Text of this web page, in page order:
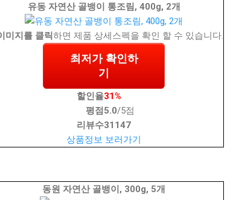
유동 자연산 골뱅이 통조림, 400g, 2개
미지를 클릭하면 제품 상세스펙을 확인 할 수 있습니다.
최저가 확인하
기
할인율31%
평점 5.0/5점
리뷰수31147
상품정보 보러가기
동원 자연산 골뱅이, 300g, 5개